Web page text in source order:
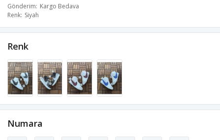
Gönderim Kargo Bedava
Renk Siyah
Renk
Numara